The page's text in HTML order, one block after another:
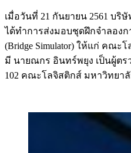
เมื่อวันที่ 21 กันยายน 2561 บริ
ได้ทำการส่งมอบชุดฝึกจำลองก
(Bridge Simulator) ให้แก่ คณ
มี นายณกร อินทร์พยุง เป็นผู้ต
102 คณะโลจิสติกส์ มหาวิทยา